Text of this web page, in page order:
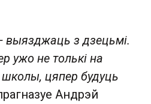
выязджаць з дзецьмі.
ужо не толькі на
цяпер будуць
Андрэй